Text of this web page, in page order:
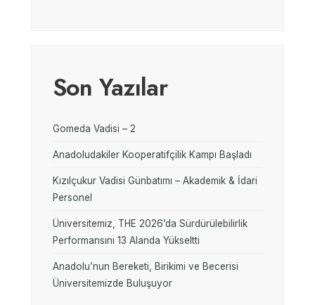
Son Yazılar
Gomeda Vadisi – 2
Anadoludakiler Kooperatifçilik Kampı Başladı
Kızılçukur Vadisi Günbatımı – Akademik & İdari
Personel
Üniversitemiz, THE 2026’da Sürdürülebilirlik
Performansını 13 Alanda Yükseltti
Anadolu’nun Bereketi, Birikimi ve Becerisi
Üniversitemizde Buluşuyor